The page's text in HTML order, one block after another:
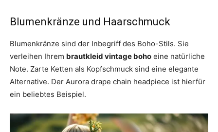
Blumenkränze und Haarschmuck
Blumenkränze sind der Inbegriff des Boho-Stils. Sie
verleihen Ihrem brautkleid vintage boho eine natürliche
Note. Zarte Ketten als Kopfschmuck sind eine elegante
Alternative. Der Aurora drape chain headpiece ist hierfür
ein beliebtes Beispiel.